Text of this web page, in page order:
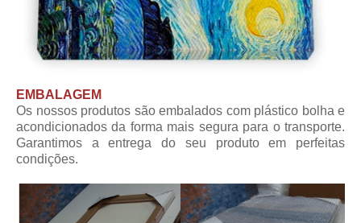
EMBALAGEM
Os nossos produtos são embalados com plástico bolha e
acondicionados da forma mais segura para o transporte.
Garantimos a entrega do seu produto em perfeitas
condições.